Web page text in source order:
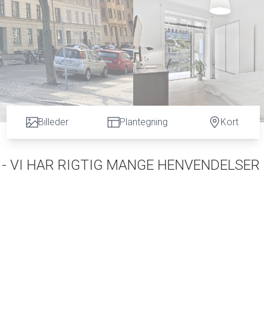
Billeder Plantegning Kort
VI HAR RIGTIG MANGE HENVENDELSER